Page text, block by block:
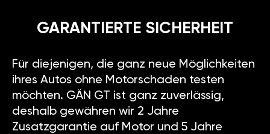
GARANTIERTE SICHERHEIT
Für diejenigen, die ganz neue Möglichkeiten
ihres Autos ohne Motorschaden testen
möchten. GÄN GT ist ganz zuverlässig,
deshalb gewähren wir 2 Jahre
Zusatzgarantie auf Motor und 5 Jahre